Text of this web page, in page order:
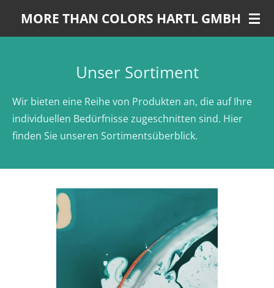
ZumMORE THAN COLORS HARTL GMBH
Unser Sortiment
Wir bieten eine Reihe von Produkten an, die auf Ihre
individuellen Bedürfnisse zugeschnitten sind. Hier
finden Sie unseren Sortimentsüberblick.